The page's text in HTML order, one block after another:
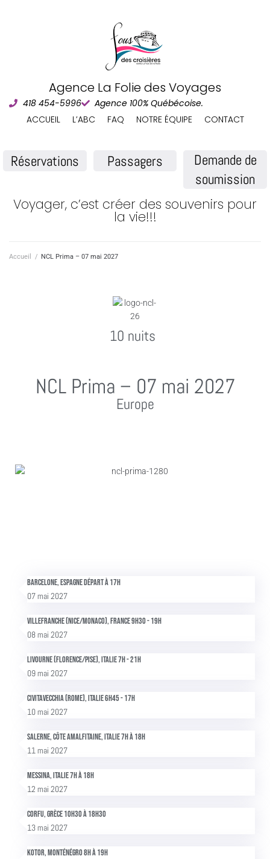
Agence La Folie des Voyages
418 454-5996
Agence 100% Québécoise.
ACCUEIL
L’ABC FAQ NOTRE ÉQUIPE CONTACT
Réservations Passagers
Demande de
soumission
Voyager, c’est créer des souvenirs pour
la vie!!!
Accueil / NCL Prima – 07 mai 2027
10 nuits
NCL Prima – 07 mai 2027
Europe
Barcelone, Espagne Départ à 17h
07 mai 2027
Villefranche (Nice/Monaco), France 9h30 - 19h
08 mai 2027
Livourne (Florence/Pise), Italie 7h - 21h
09 mai 2027
Civitavecchia (Rome), Italie 6h45 - 17h
10 mai 2027
Salerne, Côte Amalfitaine, Italie 7h à 18h
11 mai 2027
Messina, Italie 7h à 18h
12 mai 2027
Corfu, Grèce 10h30 à 18h30
13 mai 2027
Kotor, Monténégro 8h à 19h